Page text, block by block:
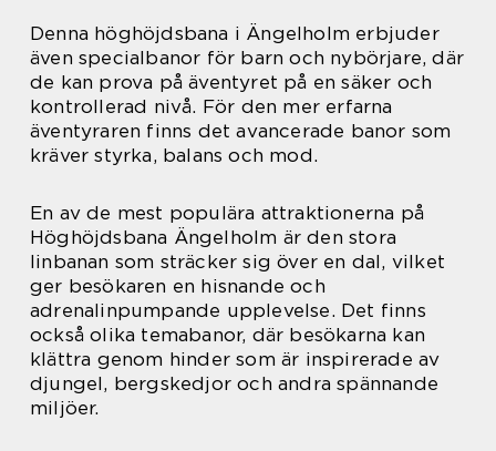
Denna höghöjdsbana i Ängelholm erbjuder
även specialbanor för barn och nybörjare, där
de kan prova på äventyret på en säker och
kontrollerad nivå. För den mer erfarna
äventyraren finns det avancerade banor som
kräver styrka, balans och mod.
En av de mest populära attraktionerna på
Höghöjdsbana Ängelholm är den stora
linbanan som sträcker sig över en dal, vilket
ger besökaren en hisnande och
adrenalinpumpande upplevelse. Det finns
också olika temabanor, där besökarna kan
klättra genom hinder som är inspirerade av
djungel, bergskedjor och andra spännande
miljöer.